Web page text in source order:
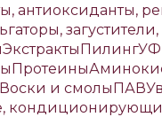
антиоксиданты,
загустители,
ЭкстрактыПилинг
Протеины
Воски и смолыПАВ